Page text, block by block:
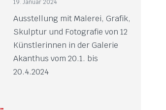
19. Januar 2024
Ausstellung mit Malerei, Grafik,
Skulptur und Fotografie von 12
Künstlerinnen in der Galerie
Akanthus vom 20.1. bis
20.4.2024